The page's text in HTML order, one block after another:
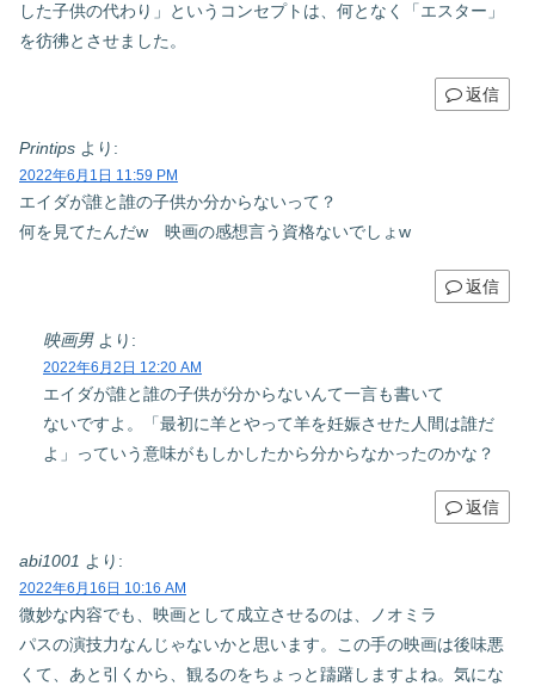
した子供の代わり」というコンセプトは、何となく「エスター」
を彷彿とさせました。
返信
Printips より:
2022年6月1日 11:59 PM
エイダが誰と誰の子供か分からないって？
何を見てたんだw 映画の感想言う資格ないでしょw
返信
映画男 より:
2022年6月2日 12:20 AM
エイダが誰と誰の子供が分からないんて一言も書いて
ないですよ。「最初に羊とやって羊を妊娠させた人間は誰だ
よ」っていう意味がもしかしたから分からなかったのかな？
返信
abi1001 より:
2022年6月16日 10:16 AM
微妙な内容でも、映画として成立させるのは、ノオミラ
パスの演技力なんじゃないかと思います。この手の映画は後味悪
くて、あと引くから、観るのをちょっと躊躇しますよね。気にな